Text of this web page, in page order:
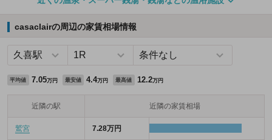
casaclairの周辺の家賃相場情報
平均値 7.05万円 最安値 4.4万円 最高値 12.2万円
近隣の駅 近隣の家賃相場
鷲宮 7.28万円